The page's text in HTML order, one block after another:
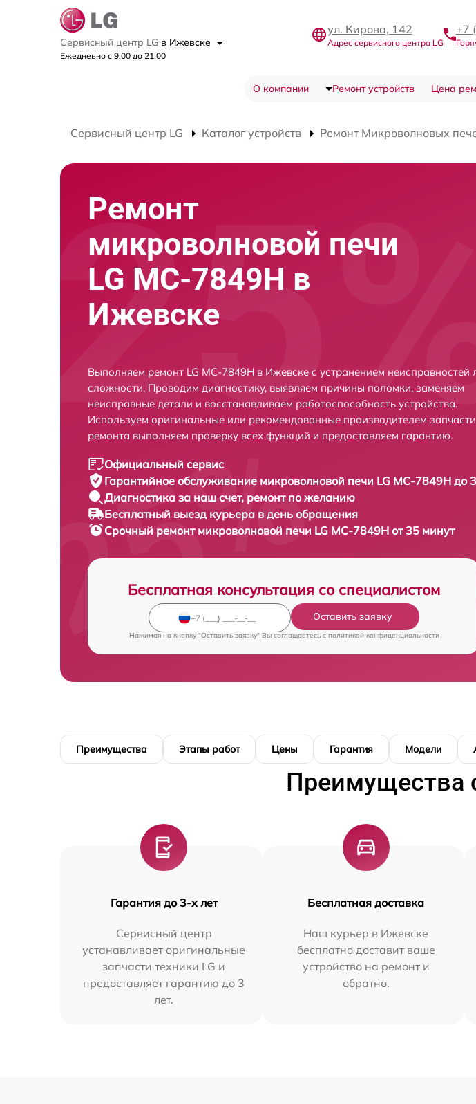
Сервисный центр LG в Ижевске
Ежедневно с 9:00 до 21:00
ул. Кирова, 142
Адрес сервисного центра LG
+7
О компании Ремонт устройств Цена
Сервисный центр LG Каталог устройств Ремонт Микроволновых
Ремонт
микроволновой печи
LG MC-7849H в
Ижевске
Выполняем ремонт LG MC-7849H в Ижевске с устранением неисправностей
сложности. Проводим диагностику, выявляем причины поломки, заменяем
неисправные детали и восстанавливаем работоспособность устройства.
Используем оригинальные или рекомендованные производителем
ремонта выполняем проверку всех функций и предоставляем гарантию.
Официальный сервис
Гарантийное обслуживание микроволновой печи LG MC-7849H до
Диагностика за наш счет, ремонт по желанию
Бесплатный выезд курьера в день обращения
Срочный ремонт микроволновой печи LG MC-7849H от 35 минут
Бесплатная консультация со специалистом
Оставить заявку
Нажимая на кнопку "Оставить заявку" Вы соглашаетесь c политикой конфиденциальности
Преимущества Этапы работ Цены Гарантия Модели
Преимущества
Гарантия до 3-х лет
Сервисный центр
устанавливает оригинальные
запчасти техники LG и
предоставляет гарантию до 3
лет.
Бесплатная доставка
Наш курьер в Ижевске
бесплатно доставит ваше
устройство на ремонт и
обратно.